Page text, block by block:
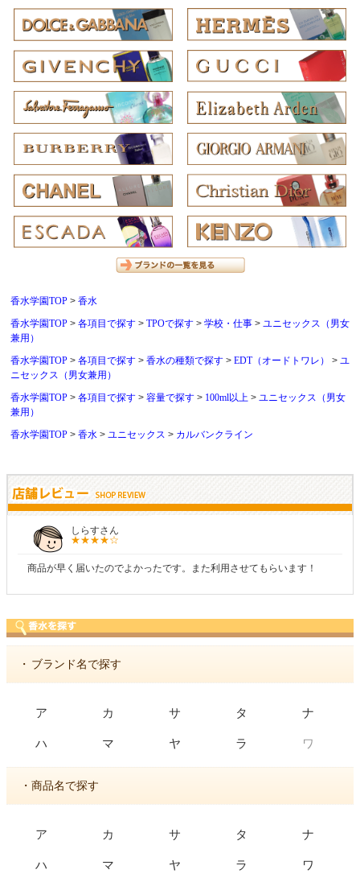
香水学園TOP
香水
香水学園TOP
各項目で探す TPOで探す 学校・仕事
ユニセックス（男女
兼用）
香水学園TOP
各項目で探す 香水の種類で探す EDT（オードトワレ）
ユ
ニセックス（男女兼用）
香水学園TOP
各項目で探す 容量で探す 100ml以上
ユニセックス（男女
兼用）
香水学園TOP
香水 ユニセックス カルバンクライン
しらすさん
商品が早く届いたのでよかったです。また利用させてもらいます！
・ ブランド名で探す
ア カ サ タ ナ
ハ マ ヤ ラ ワ
・商品名で探す
ア カ サ タ ナ
ハ マ ヤ ラ ワ